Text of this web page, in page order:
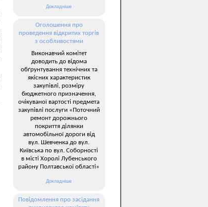
Докладніше
Оголошення про
проведення відкритих торгів
з особливостями
Виконавчий комітет
доводить до відома
обґрунтування технічних та
якісних характеристик
закупівлі, розміру
бюджетного призначення,
очікуваної вартості предмета
закупівлі послуги «Поточний
ремонт дорожнього
покриття ділянки
автомобільної дороги від
вул. Шевченка до вул.
Київська по вул. Соборності
в місті Хоролі Лубенського
району Полтавської області»
Докладніше
Повідомлення про засідання